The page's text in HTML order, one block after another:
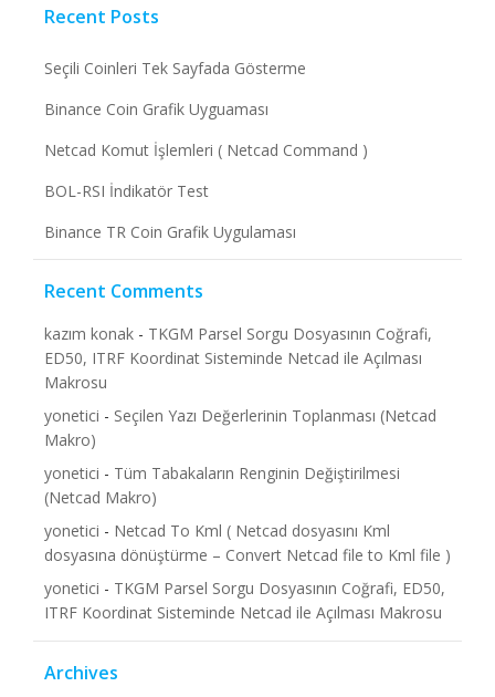
Recent Posts
Seçili Coinleri Tek Sayfada Gösterme
Binance Coin Grafik Uyguaması
Netcad Komut İşlemleri ( Netcad Command )
BOL-RSI İndikatör Test
Binance TR Coin Grafik Uygulaması
Recent Comments
kazım konak - TKGM Parsel Sorgu Dosyasının Coğrafi,
ED50, ITRF Koordinat Sisteminde Netcad ile Açılması
Makrosu
yonetici - Seçilen Yazı Değerlerinin Toplanması (Netcad
Makro)
yonetici - Tüm Tabakaların Renginin Değiştirilmesi
(Netcad Makro)
yonetici - Netcad To Kml ( Netcad dosyasını Kml
dosyasına dönüştürme – Convert Netcad file to Kml file )
yonetici - TKGM Parsel Sorgu Dosyasının Coğrafi, ED50,
ITRF Koordinat Sisteminde Netcad ile Açılması Makrosu
Archives